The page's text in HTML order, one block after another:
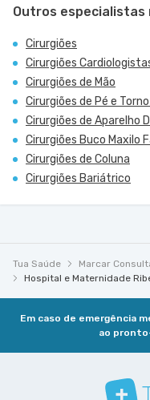
Outros especialistas
Cirurgiões
Cirurgiões
Cirurgiões de Mão
Cirurgiões de Pé e
Cirurgiões de Aparelho
Cirurgiões Buco Maxilo
Cirurgiões de Coluna
Cirurgiões Bariátrico
Tua Saúde Marcar
Hospital e Maternidade
Em caso de emergência
ao